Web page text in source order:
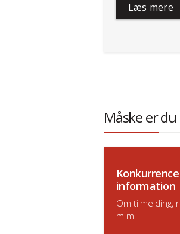
Læs mere
Måske er
Konkurrence
information
Om tilmelding,
m.m.